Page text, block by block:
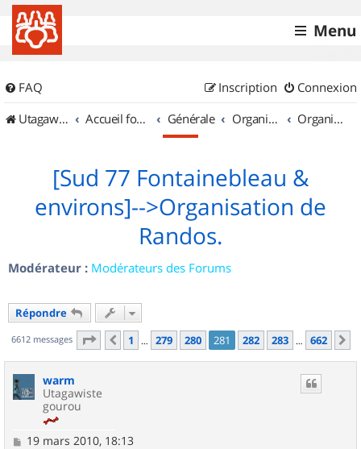
Menu
FAQ Connexion
Inscription
UtagawaVTT (Randos VTT et VTTAE avec traces GPS)
Accueil forum Générale Organisation de sorties & Recherche de partenaires Organisation de sorties en région Île de France
[Sud 77 Fontainebleau &
environs]-->Organisation de
Randos.
Modérateur : Modérateurs des Forums
Répondre
6612 messages Page 281 sur662
Précédent
1 … 279 280 281 282 283 … 662
warm
Utagawiste
gourou
M19 mars 2010, 18:13